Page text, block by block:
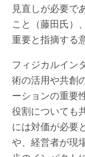
見直しが必要で
こと（藤田氏）
重要と指摘する
フィジカルイン
術の活用や共創
ーションの重要
役割についても
には対価が必要
や、経営者が現